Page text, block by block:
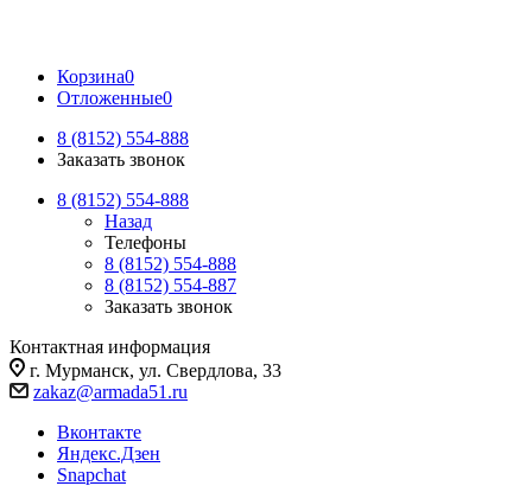
Корзина0
Отложенные0
8 (8152) 554-888
Заказать звонок
8 (8152) 554-888
Назад
Телефоны
8 (8152) 554-888
8 (8152) 554-887
Заказать звонок
Контактная информация
г. Мурманск, ул. Свердлова, 33
zakaz@armada51.ru
Вконтакте
Яндекс.Дзен
Snapchat